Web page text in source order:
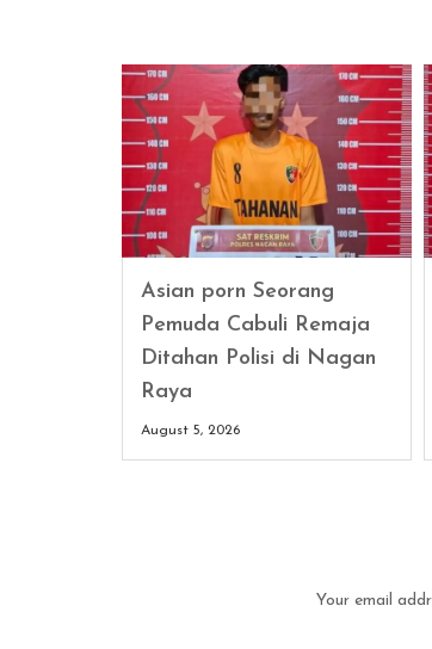
Asian porn Seorang
Pemuda Cabuli Remaja
Ditahan Polisi di Nagan
Raya
August 5, 2026
Your email